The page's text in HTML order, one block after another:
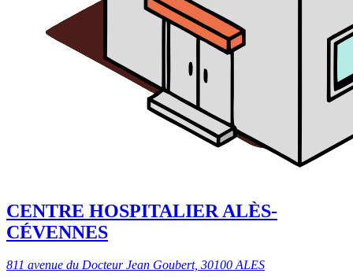
CENTRE HOSPITALIER ALÈS-
CÉVENNES
811 avenue du Docteur Jean Goubert, 30100 ALES